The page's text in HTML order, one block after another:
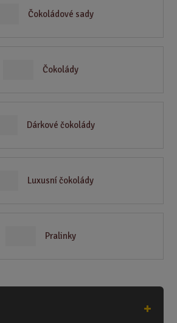
Čokoládové sady
Čokolády
Dárkové čokolády
Luxusní čokolády
Pralinky